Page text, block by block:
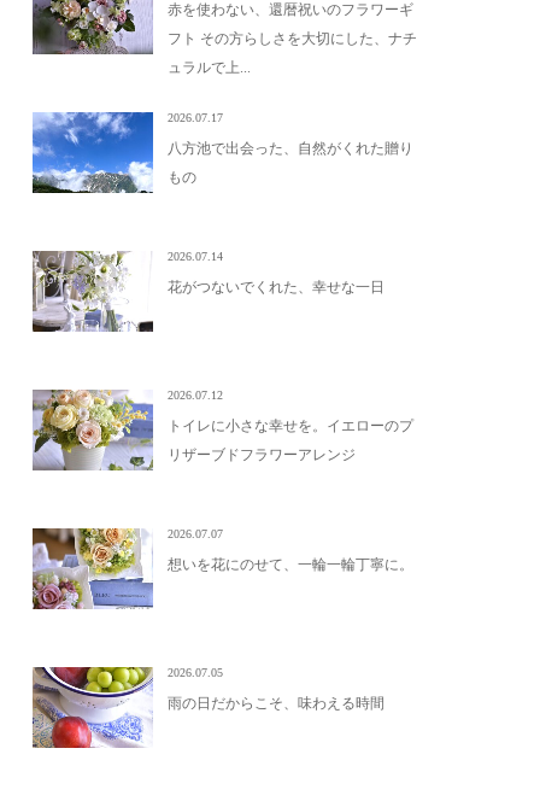
赤を使わない、還暦祝いのフラワーギ
フト その方らしさを大切にした、ナチ
ュラルで上...
2026.07.17
八方池で出会った、自然がくれた贈り
もの
2026.07.14
花がつないでくれた、幸せな一日
2026.07.12
トイレに小さな幸せを。イエローのプ
リザーブドフラワーアレンジ
2026.07.07
想いを花にのせて、一輪一輪丁寧に。
2026.07.05
雨の日だからこそ、味わえる時間